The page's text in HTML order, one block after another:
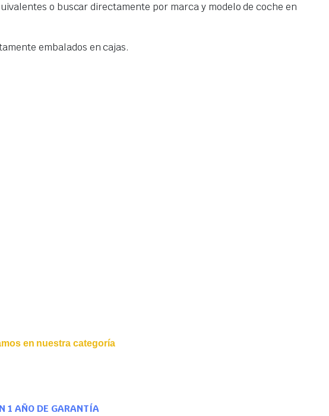
o buscar directamente por marca y modelo de coche en
embalados en cajas.
en nuestra categoría
1 AÑO DE GARANTÍA